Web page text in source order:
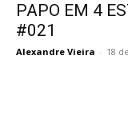
PAPO EM 4
#021
Alexandre Vieira - 18